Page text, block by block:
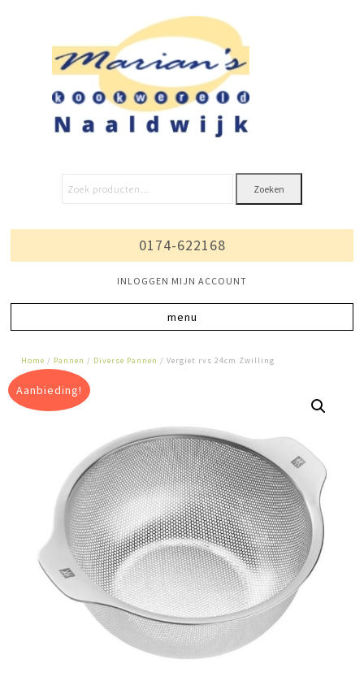
Zoeken
0174-622168
INLOGGEN MIJN ACCOUNT
Home / Pannen / Diverse Pannen / Vergiet rvs 24cm Zwilling
Aanbieding!